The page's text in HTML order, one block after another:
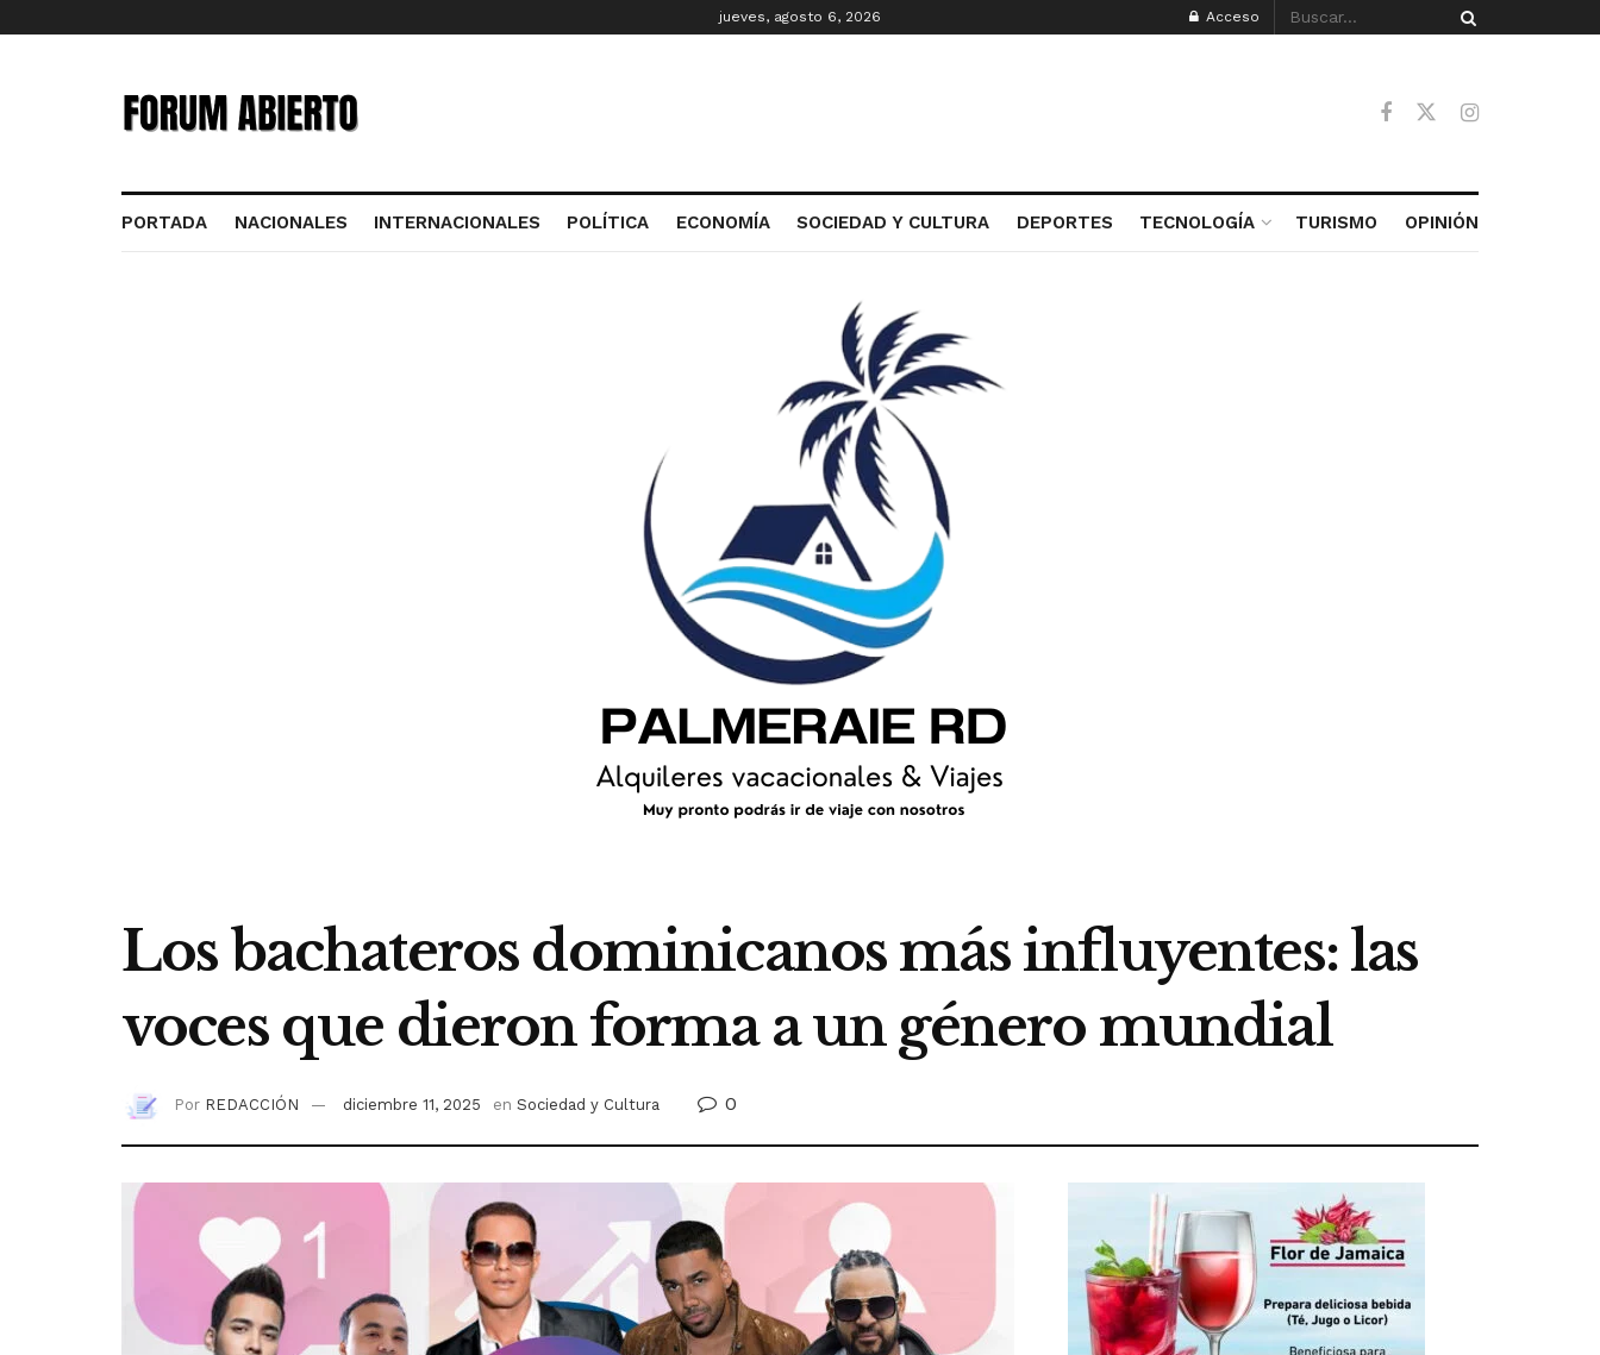
jueves, agosto 6, 2026 Acceso
PORTADA NACIONALES INTERNACIONALES POLÍTICA ECONOMÍA SOCIEDAD Y CULTURA DEPORTES TECNOLOGÍA TURISMO OPINIÓN
Los bachateros dominicanos más influyentes: las
voces que dieron forma a un género mundial
Por REDACCIÓN diciembre 11, 2025 en Sociedad y Cultura 0